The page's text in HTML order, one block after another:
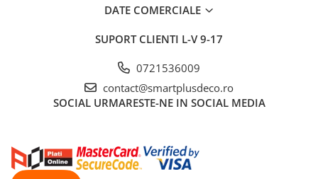
DATE COMERCIALE
SUPORT CLIENTI L-V 9-17
0721536009
contact@smartplusdeco.ro
SOCIAL URMARESTE-NE IN SOCIAL MEDIA